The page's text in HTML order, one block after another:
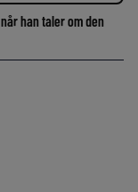
han taler om den